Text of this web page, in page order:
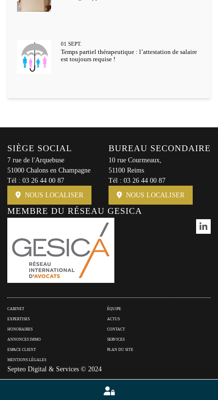
Temps partiel thérapeutique : l’attestation de salaire
est toujours requise !
01 SEPT.
SIÈGE SOCIAL
7 rue de l'Arquebuse
51000 Chalons en Champagne
Tél : 03 26 44 00 87
NOUS LOCALISER
BUREAU SECONDAIRE
10 rue Courmeaux,
51100 Reims
Tél : 03 26 44 00 87
NOUS LOCALISER
MEMBRE DU RÉSEAU GESICA
CABINET ÉQUIPE
EXPERTISES ACTUS
HONORAIRES CONTACT
ANNONCES IMMO SERVICES
ESPACE CLIENT PLAN DU SITE
MENTIONS LÉGALES
Septeo Digital & Services © 2024